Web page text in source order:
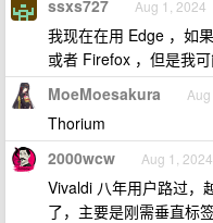
ssxs727 Aug 1, 2024
我现在在用 Edge ，如
或者 Firefox ，但是我可
MoeMoesakura
Thorium
2000wcw Aug 1, 2024
Vivaldi 八年用户路过，
了，主要是刚需垂直标